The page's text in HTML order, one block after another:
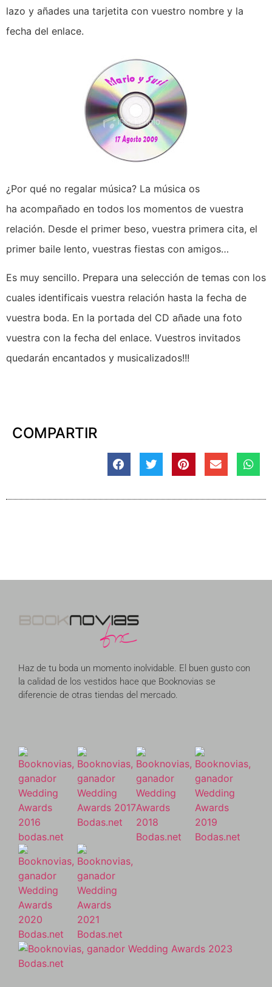
lazo y añades una tarjetita con vuestro nombre y la
fecha del enlace.
¿Por qué no regalar música? La música os
ha acompañado en todos los momentos de vuestra
relación. Desde el primer beso, vuestra primera cita, el
primer baile lento, vuestras fiestas con amigos…
Es muy sencillo. Prepara una selección de temas con los
cuales identificais vuestra relación hasta la fecha de
vuestra boda. En la portada del CD añade una foto
vuestra con la fecha del enlace. Vuestros invitados
quedarán encantados y musicalizados!!!
COMPARTIR
Haz de tu boda un momento inolvidable. El buen gusto con
la calidad de los vestidos hace que Booknovias se
diferencie de otras tiendas del mercado.